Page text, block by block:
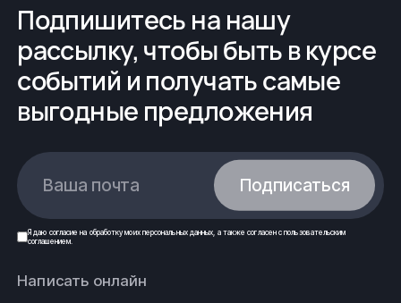
Подпишитесь на нашу
рассылку, чтобы быть в курсе
событий и получать самые
выгодные предложения
Ваша почта Подписаться
Я даю согласие на обработку моих персональных данных, а также согласен спользовательским
соглашением.
Написать онлайн